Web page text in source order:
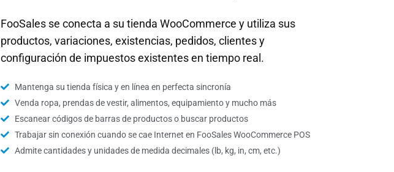
FooSales se conecta a su tienda WooCommerce y utiliza sus
productos, variaciones, existencias, pedidos, clientes y
configuración de impuestos existentes en tiempo real.
Mantenga su tienda física y en línea en perfecta sincronía
Venda ropa, prendas de vestir, alimentos, equipamiento y mucho más
Escanear códigos de barras de productos o buscar productos
Trabajar sin conexión cuando se cae Internet en FooSales WooCommerce POS
Admite cantidades y unidades de medida decimales (lb, kg, in, cm, etc.)